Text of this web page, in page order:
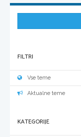
FILTRI
Vse teme
Aktualne teme
KATEGORIJE